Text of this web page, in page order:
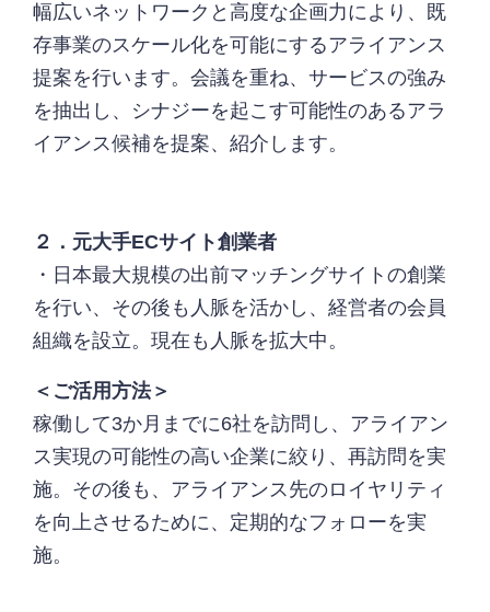
幅広いネットワークと高度な企画力により、既
存事業のスケール化を可能にするアライアンス
提案を行います。会議を重ね、サービスの強み
を抽出し、シナジーを起こす可能性のあるアラ
イアンス候補を提案、紹介します。
２．元大手ECサイト創業者
・日本最大規模の出前マッチングサイトの創業
を行い、その後も人脈を活かし、経営者の会員
組織を設立。現在も人脈を拡大中。
＜ご活用方法＞
稼働して3か月までに6社を訪問し、アライアン
ス実現の可能性の高い企業に絞り、再訪問を実
施。その後も、アライアンス先のロイヤリティ
を向上させるために、定期的なフォローを実
施。